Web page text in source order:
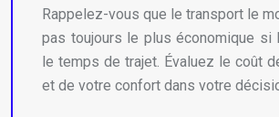
Rappelez-vous que le transport le
pas toujours le plus économique si
le temps de trajet. Évaluez le coût
et de votre confort dans votre